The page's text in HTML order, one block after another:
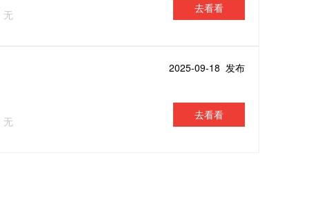
无 去看看
无
2025-09-18 发布
去看看